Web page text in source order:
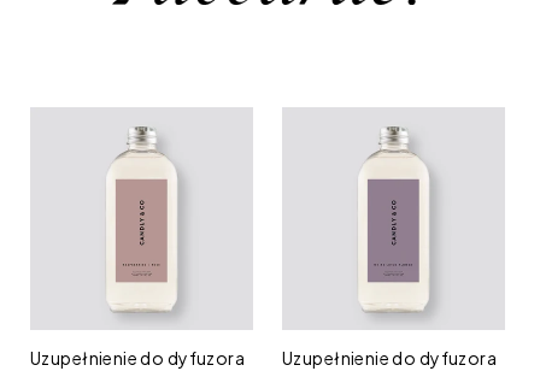
Uzupełnienie
Uzupełnienie do dyfuzora
Uzupełnienie
Uzupełnienie do dyfuzora